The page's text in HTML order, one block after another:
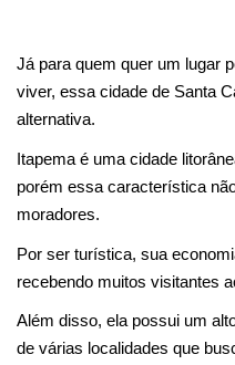
Já para quem quer um lugar
viver, essa cidade de Santa
alternativa.
Itapema é uma cidade
porém essa característica
moradores.
Por ser turística, sua
recebendo muitos visitantes
Além disso, ela possui um
de várias localidades que